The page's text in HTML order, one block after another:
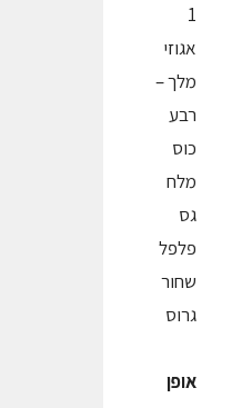
1
אגוזי
מלך –
רבע
כוס
מלח
גס
פלפל
שחור
גרוס
אופן